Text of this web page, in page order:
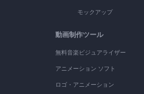
モックアップ
動画制作ツール
無料音楽ビジュアライザー
アニメーション ソフト
ロゴ・アニメーション